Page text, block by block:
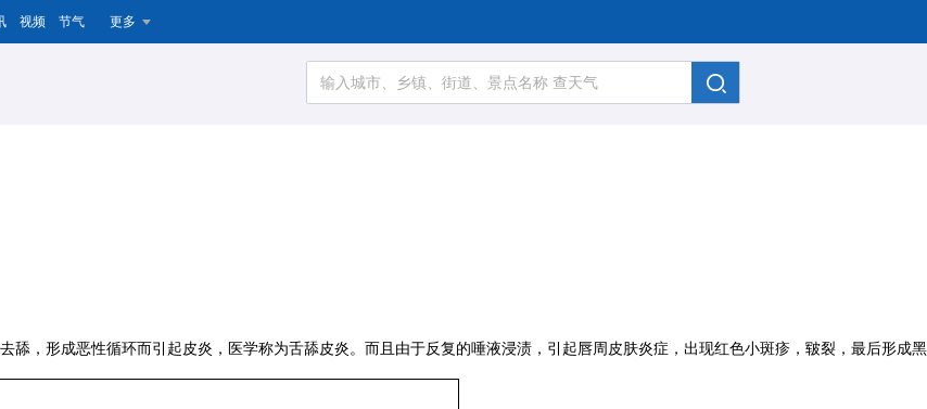
视频 节气 更多
，形成恶性循环而引起皮炎，医学称为舌舔皮炎。而且由于反复的唾液浸渍，引起唇周皮肤炎症，出现红色小斑疹，皲裂，最后形成黑